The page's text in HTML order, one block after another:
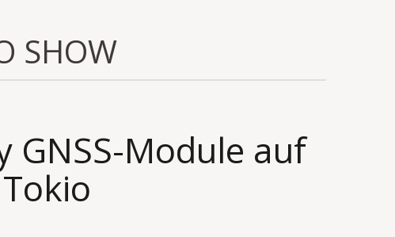
SHOW
GNSS-Module auf